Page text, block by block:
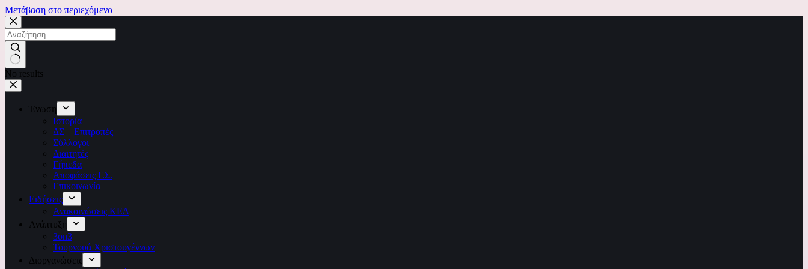
Μετάβαση στο περιεχόμενο
No results
Ένωση
Ιστορία
ΔΣ – Επιτροπές
Σύλλογοι
Διαιτητές
Γήπεδα
Αποφάσεις Γ.Σ.
Επικοινωνία
Ειδήσεις
Ανακοινώσεις ΚΕΔ
Ανάπτυξη
3on3
Τουρνουά Χριστουγέννων
Διοργανώσεις